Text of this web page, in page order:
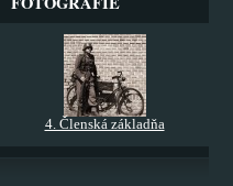
4. Členská základňa